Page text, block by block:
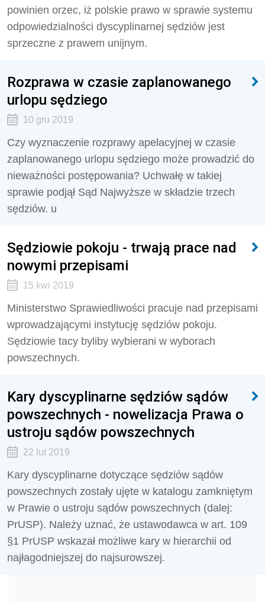
powinien orzec, iż polskie prawo w sprawie systemu
odpowiedzialności dyscyplinarnej sędziów jest
sprzeczne z prawem unijnym.
Rozprawa w czasie zaplanowanego
urlopu sędziego
10 gru 2019
Czy wyznaczenie rozprawy apelacyjnej w czasie
zaplanowanego urlopu sędziego może prowadzić do
nieważności postępowania? Uchwałę w takiej
sprawie podjął Sąd Najwyższe w składzie trzech
sędziów. u
Sędziowie pokoju - trwają prace nad
nowymi przepisami
15 kwi 2019
Ministerstwo Sprawiedliwości pracuje nad przepisami
wprowadzającymi instytucję sędziów pokoju.
Sędziowie tacy byliby wybierani w wyborach
powszechnych.
Kary dyscyplinarne sędziów sądów
powszechnych - nowelizacja Prawa o
ustroju sądów powszechnych
22 lut 2019
Kary dyscyplinarne dotyczące sędziów sądów
powszechnych zostały ujęte w katalogu zamkniętym
w Prawie o ustroju sądów powszechnych (dalej:
PrUSP). Należy uznać, że ustawodawca w art. 109
§1 PrUSP wskazał możliwe kary w hierarchii od
najłagodniejszej do najsurowszej.